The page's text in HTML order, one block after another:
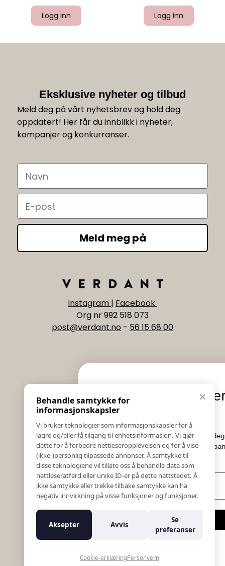
Logg inn Logg inn
Eksklusive nyheter og tilbud
Meld deg på vårt nyhetsbrev og hold deg
oppdatert! Her får du innblikk i nyheter,
kampanjer og konkurranser.
Navn
Email
Meld meg på
Instagram | Facebook
Org nr 992 518 073
post@verdant.no - 56 15 68 00
Informasjon
Salgs & Leveringsbetingelser
Registrer reklamasjon eller retur
Kontakt Oss
Bildebank
Følg Oss
Prislister
Etiske Retningslinjer
Åpenhetsloven
Varsling om kritikkverdige forhold
K18 Kurkalkulator
✕
Behandle samtykke for
informasjonskapsler
Vi bruker teknologier som informasjonskapsler for å
lagre og/eller få tilgang til enhetsinformasjon. Vi gjør
dette for å forbedre nettleseropplevelsen og for å vise
(ikke-)personlig tilpassede annonser. Å samtykke til
disse teknologiene vil tillate oss å behandle data som
nettleseratferd eller unike ID-er på dette nettstedet. Å
ikke samtykke eller trekke tilbake samtykke kan ha
negativ innvirkning på visse funksjoner og funksjoner.
Aksepter Avvis
Se
preferanser
Cookie-erklæringPersonvern
Eksklusive nyheter og
Meld deg på vårt nyhetsbrev og hold deg oppdatert!
Her får du innblikk i nyheter, kampanjer og
konkurranser.
E-post